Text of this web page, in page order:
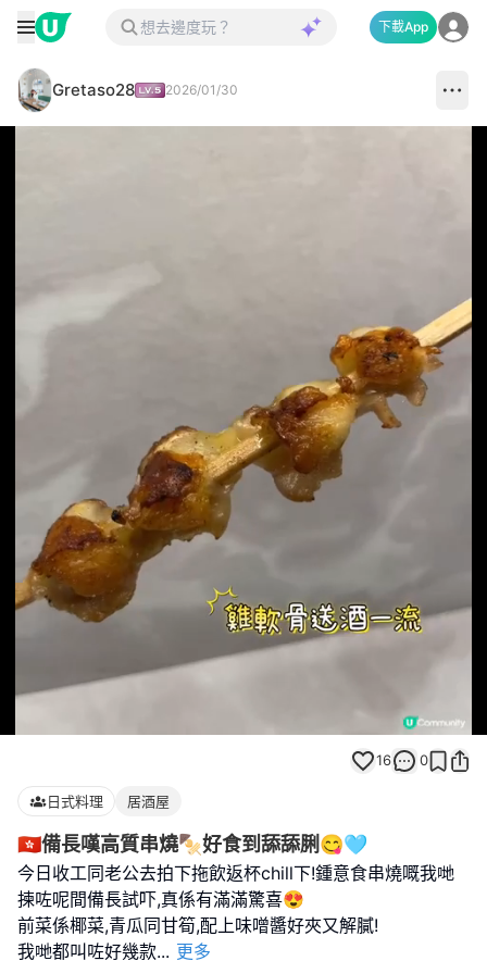
下載App
Gretaso28 2026/01/30
100.00%
Unmute
16 0
日式料理 居酒屋
🇭🇰備長嘆高質串燒🍢好食到舔舔脷😋🩵
今日收工同老公去拍下拖飲返杯chill下!鍾意食串燒嘅我哋
揀咗呢間備長試吓,真係有滿滿驚喜😍
前菜係椰菜,青瓜同甘筍,配上味噌醬好夾又解膩!
我哋都叫咗好幾款... 更多